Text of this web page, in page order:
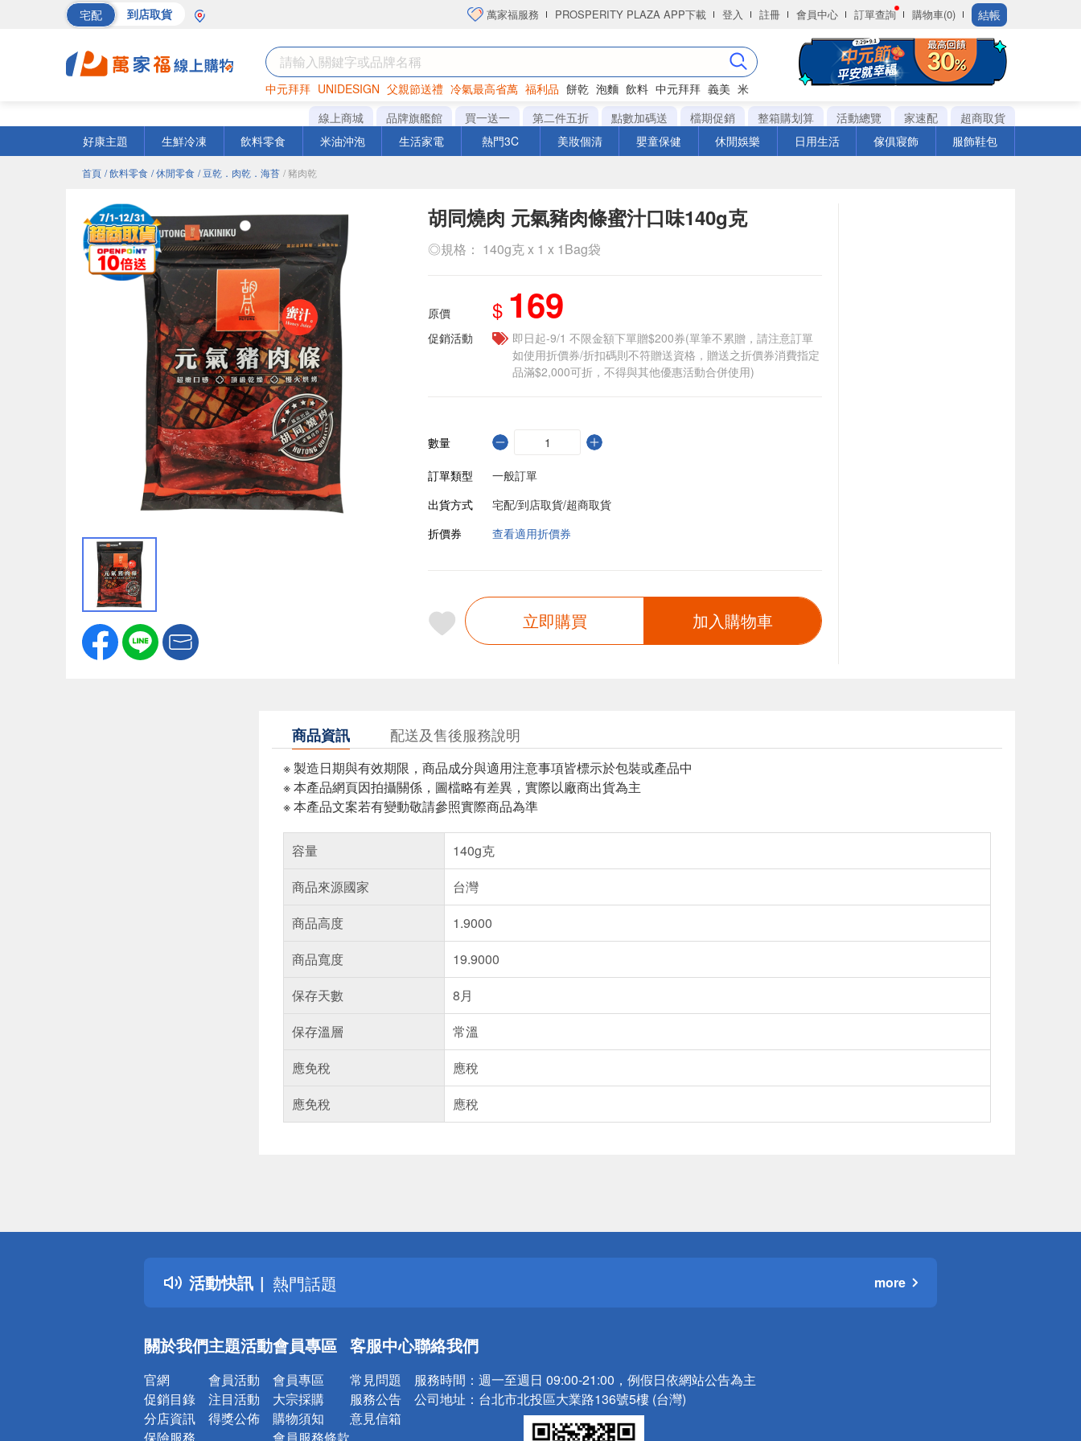
宅配 到店取貨 萬家福服務 PROSPERITY PLAZA APP下載 登入 註冊 會員中心 訂單查詢 購物車(0) 結帳
中元拜拜 UNIDESIGN 父親節送禮 冷氣最高省萬 福利品 餅乾 泡麵 飲料 中元拜拜 義美 米
罐頭 海苔 洋芋片
線上商城 品牌旗艦館 買一送一 第二件五折 點數加碼送 檔期促銷 整箱購划算 活動總覽 家速配
超商取貨
好康主題
生鮮冷凍 飲料零食 米油沖泡 生活家電 熱門3C 美妝個清 嬰童保健 休閒娛樂 日用生活 傢俱寢飾 服飾鞋包
首頁 / 飲料零食 / 休閒零食 / 豆乾．肉乾．海苔 / 豬肉乾
胡同燒肉 元氣豬肉條蜜汁口味140g克
◎規格： 140g克 x 1 x 1Bag袋
原價 $ 169
促銷活動
即日起-9/1 不限金額下單贈$200券(單筆不累贈，請注意訂單
如使用折價券/折扣碼則不符贈送資格，贈送之折價券消費指定
品滿$2,000可折，不得與其他優惠活動合併使用)
數量
訂單類型
一般訂單
出貨方式
宅配/到店取貨/超商取貨
折價券
查看適用折價券
立即購買 加入購物車
商品資訊 配送及售後服務說明
※ 製造日期與有效期限，商品成分與適用注意事項皆標示於包裝或產品中
※ 本產品網頁因拍攝關係，圖檔略有差異，實際以廠商出貨為主
※ 本產品文案若有變動敬請參照實際商品為準
容量
140g克
商品來源國家
台灣
商品高度
1.9000
商品寬度
19.9000
保存天數
8月
保存溫層
常溫
應免稅
應稅
應免稅
應稅
活動快訊
詐騙網頁！請小心！
得獎公告
熱門話題
銀行優惠
詐騙網頁！請小心！
more
關於我們
官網
促銷目錄
分店資訊
保險服務
主題活動
會員活動
注目活動
得獎公佈
會員專區
會員專區
大宗採購
購物須知
會員服務條款
客服中心
常見問題
服務公告
意見信箱
聯絡我們
服務時間： 週一至週日 09:00-21:00，例假日依網站公告為主
公司地址： 台北市北投區大業路136號5樓 (台灣)